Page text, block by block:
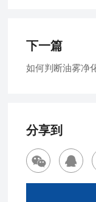
下一篇
如何判断油雾净
分享到